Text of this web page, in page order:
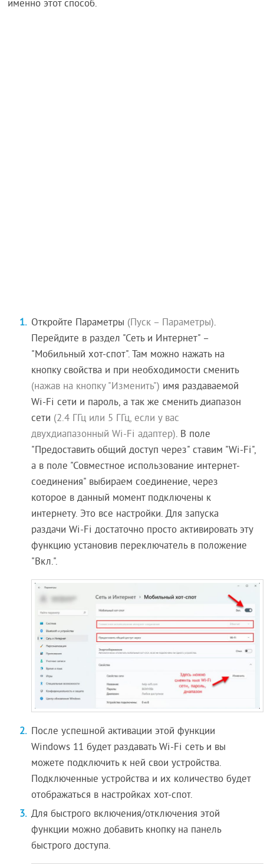
именно этот способ.
Откройте Параметры (Пуск – Параметры).
Перейдите в раздел "Сеть и Интернет" –
"Мобильный хот-спот". Там можно нажать на
кнопку свойства и при необходимости сменить
(нажав на кнопку "Изменить") имя раздаваемой
Wi-Fi сети и пароль, а так же сменить диапазон
сети (2.4 ГГц или 5 ГГц, если у вас
двухдиапазонный Wi-Fi адаптер). В поле
"Предоставить общий доступ через" ставим "Wi-Fi",
а в поле "Совместное использование интернет-
соединения" выбираем соединение, через
которое в данный момент подключены к
интернету. Это все настройки. Для запуска
раздачи Wi-Fi достаточно просто активировать эту
функцию установив переключатель в положение
"Вкл.".
После успешной активации этой функции
Windows 11 будет раздавать Wi-Fi сеть и вы
можете подключить к ней свои устройства.
Подключенные устройства и их количество будет
отображаться в настройках хот-спот.
Для быстрого включения/отключения этой
функции можно добавить кнопку на панель
быстрого доступа.